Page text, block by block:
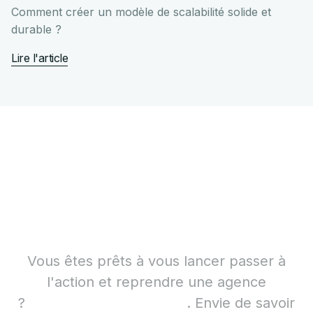
Comment créer un modèle de scalabilité solide et
durable ?
Lire l'article
Vous êtes prêts à vous lancer passer à
l'action et reprendre une agence
?
. Envie de savoir